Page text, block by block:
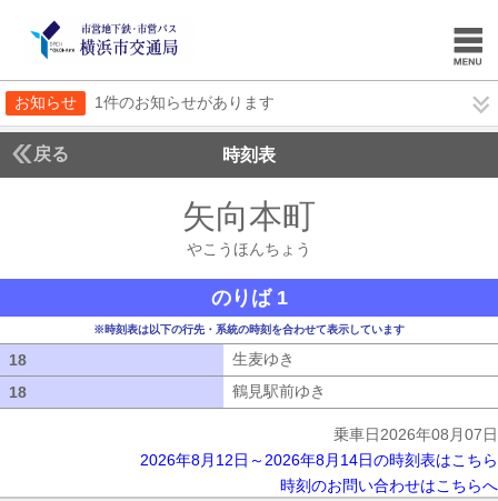
お知らせ 1件のお知らせがあります
戻る 時刻表
矢向本町
やこうほんちょう
のりば 1
※時刻表は以下の行先・系統の時刻を合わせて表示しています
18 生麦ゆき
18
鶴見駅前ゆき
乗車日2026年08月07日
2026年8月12日～2026年8月14日の時刻表はこちら
時刻のお問い合わせはこちらへ